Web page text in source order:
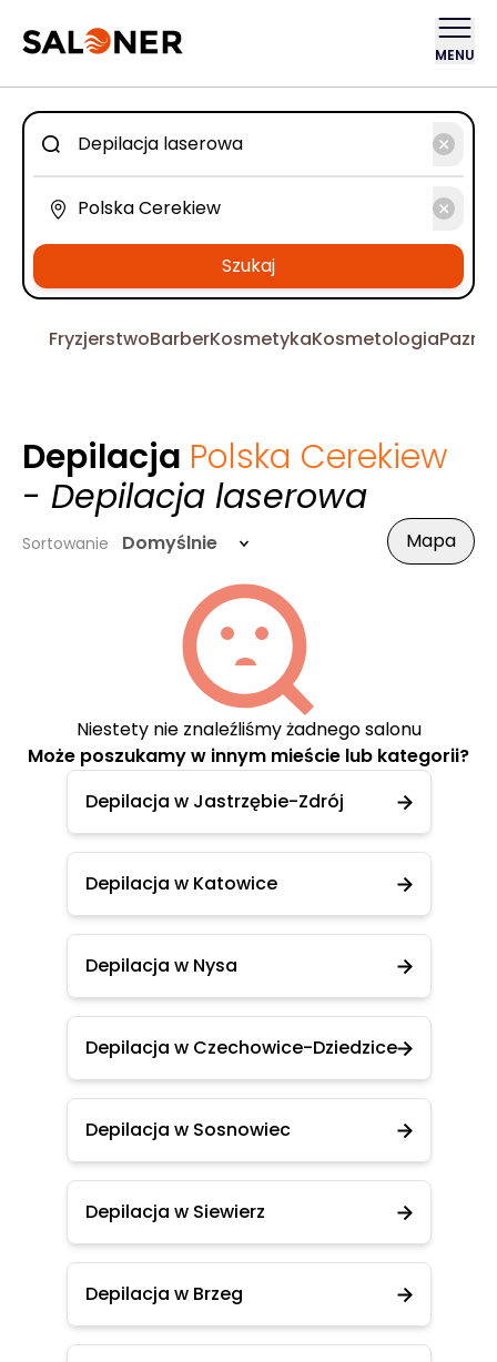
MENU
Szukaj
FryzjerstwoBarberKosmetykaKosmetologia
Depilacja Polska Cerekiew
- Depilacja laserowa
Sortowanie Domyślnie Mapa
Niestety nie znaleźliśmy żadnego salonu
Może poszukamy w innym mieście lub kategorii?
Depilacja w Jastrzębie-Zdrój
Depilacja w Katowice
Depilacja w Nysa
Depilacja w Czechowice-Dziedzice
Depilacja w Sosnowiec
Depilacja w Siewierz
Depilacja w Brzeg